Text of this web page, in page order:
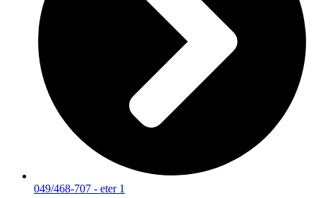
049/468-707 - eter 1